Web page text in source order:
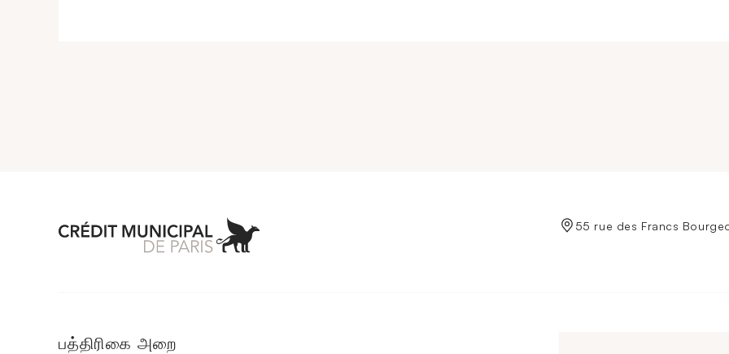
Aller à l'accueil de Crédit Municipal de Paris 55 rue des Francs
பத்திரிகை அறை